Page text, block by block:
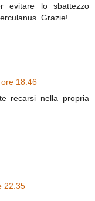
evitare lo sbattezzo
Grazie!
18:46
recarsi nella propria
22:35